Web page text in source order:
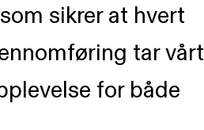
sikrer at hvert
tar vårt
for både